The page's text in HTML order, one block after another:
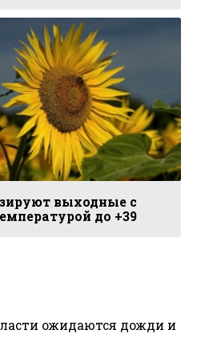
выходные с
до +39
ожидаются дожди и